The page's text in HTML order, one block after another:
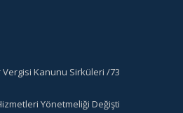
Vergisi Kanunu Sirküleri /73
Yönetmeliği Değişti